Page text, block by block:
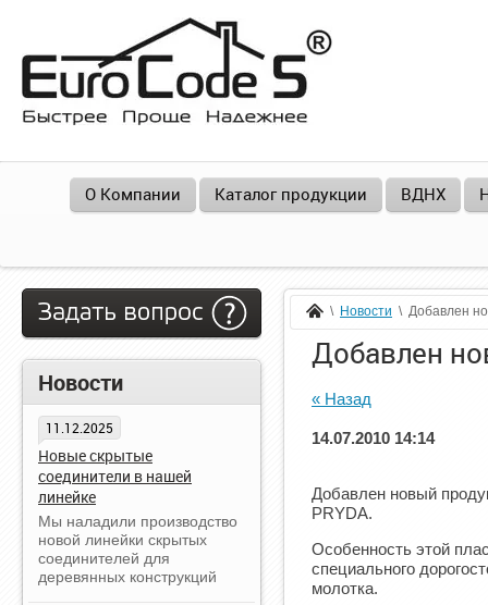
О Компании Каталог продукции ВДНХ
Задать вопрос
Новости
11.12.2025
Новые скрытые
соединители в нашей
линейке
Мы наладили производство
новой линейки скрытых
соединителей для
деревянных конструкций
Главная
  \
Новости
\  Добавлен
Добавлен
« Назад
14.07.2010 14:14
Добавлен новый
PRYDA.
Особенность этой
специального
молотка.